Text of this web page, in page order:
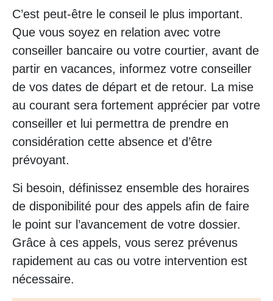
C’est peut-être le conseil le plus important.
Que vous soyez en relation avec votre
conseiller bancaire ou votre courtier, avant de
partir en vacances, informez votre conseiller
de vos dates de départ et de retour. La mise
au courant sera fortement apprécier par votre
conseiller et lui permettra de prendre en
considération cette absence et d’être
prévoyant.
Si besoin, définissez ensemble des horaires
de disponibilité pour des appels afin de faire
le point sur l’avancement de votre dossier.
Grâce à ces appels, vous serez prévenus
rapidement au cas ou votre intervention est
nécessaire.